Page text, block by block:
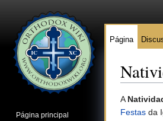
A
Festas da
Página
Página principal